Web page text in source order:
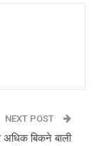
NEXT POST
बिकने बाली